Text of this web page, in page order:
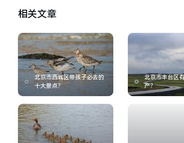
相关文章
北京市西城区带孩子必去的
十大景点？
北京市丰台区
产？